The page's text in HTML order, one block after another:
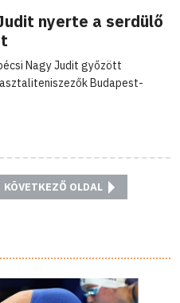
nyerte a serdülő
Nagy Judit győzött
Budapest-
KÖVETKEZŐ OLDAL